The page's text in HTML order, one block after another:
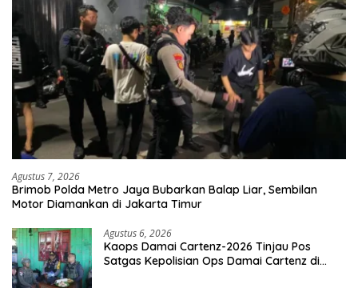
Agustus 7, 2026
Brimob Polda Metro Jaya Bubarkan Balap Liar, Sembilan
Motor Diamankan di Jakarta Timur
Agustus 6, 2026
Kaops Damai Cartenz-2026 Tinjau Pos
Satgas Kepolisian Ops Damai Cartenz di